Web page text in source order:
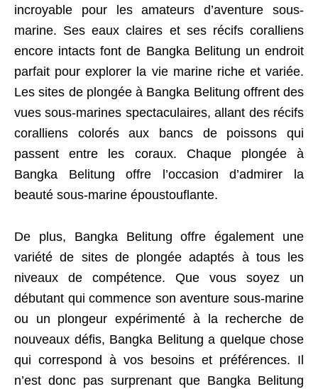
incroyable pour les amateurs d’aventure sous-
marine. Ses eaux claires et ses récifs coralliens
encore intacts font de Bangka Belitung un endroit
parfait pour explorer la vie marine riche et variée.
Les sites de plongée à Bangka Belitung offrent des
vues sous-marines spectaculaires, allant des récifs
coralliens colorés aux bancs de poissons qui
passent entre les coraux. Chaque plongée à
Bangka Belitung offre l’occasion d’admirer la
beauté sous-marine époustouflante.
De plus, Bangka Belitung offre également une
variété de sites de plongée adaptés à tous les
niveaux de compétence. Que vous soyez un
débutant qui commence son aventure sous-marine
ou un plongeur expérimenté à la recherche de
nouveaux défis, Bangka Belitung a quelque chose
qui correspond à vos besoins et préférences. Il
n’est donc pas surprenant que Bangka Belitung